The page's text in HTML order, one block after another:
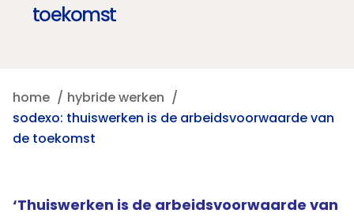
toekomst
home
hybride werken
sodexo: thuiswerken is de arbeidsvoorwaarde van
de toekomst
‘Thuiswerken is de arbeidsvoorwaarde van